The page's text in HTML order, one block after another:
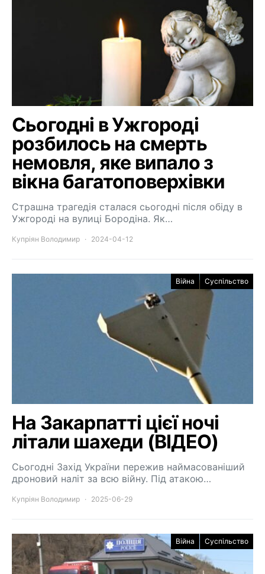
Сьогодні в Ужгороді
розбилось на смерть
немовля, яке випало з
вікна багатоповерхівки
Страшна трагедія сталася сьогодні після обіду в
Ужгороді на вулиці Бородіна. Як…
Купріян Володимир 2024-04-12
Війна Суспільство
На Закарпатті цієї ночі
літали шахеди (ВІДЕО)
Сьогодні Захід України пережив наймасованіший
дроновий наліт за всю війну. Під атакою…
Купріян Володимир 2025-06-29
Війна Суспільство